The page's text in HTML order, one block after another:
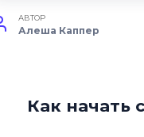
АВТОР
Алеша Каппер
Как начать